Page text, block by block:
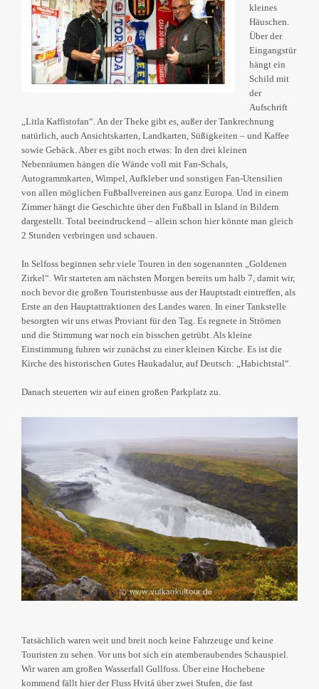
kleines
Häuschen.
Über der
Eingangstür
hängt ein
Schild mit
der
Aufschrift
„Litla Kaffistofan“. An der Theke gibt es, außer der Tankrechnung
natürlich, auch Ansichtskarten, Landkarten, Süßigkeiten – und Kaffee
sowie Gebäck. Aber es gibt noch etwas: In den drei kleinen
Nebenräumen hängen die Wände voll mit Fan-Schals,
Autogrammkarten, Wimpel, Aufkleber und sonstigen Fan-Utensilien
von allen möglichen Fußballvereinen aus ganz Europa. Und in einem
Zimmer hängt die Geschichte über den Fußball in Island in Bildern
dargestellt. Total beeindruckend – allein schon hier könnte man gleich
2 Stunden verbringen und schauen.
In Selfoss beginnen sehr viele Touren in den sogenannten „Goldenen
Zirkel“. Wir starteten am nächsten Morgen bereits um halb 7, damit wir,
noch bevor die großen Touristenbusse aus der Hauptstadt eintreffen, als
Erste an den Hauptattraktionen des Landes waren. In einer Tankstelle
besorgten wir uns etwas Proviant für den Tag. Es regnete in Strömen
und die Stimmung war noch ein bisschen getrübt. Als kleine
Einstimmung fuhren wir zunächst zu einer kleinen Kirche. Es ist die
Kirche des historischen Gutes Haukadalur, auf Deutsch: „Habichtstal“.
Danach steuerten wir auf einen großen Parkplatz zu.
Tatsächlich waren weit und breit noch keine Fahrzeuge und keine
Touristen zu sehen. Vor uns bot sich ein atemberaubendes Schauspiel.
Wir waren am großen Wasserfall Gullfoss. Über eine Hochebene
kommend fällt hier der Fluss Hvitá über zwei Stufen, die fast